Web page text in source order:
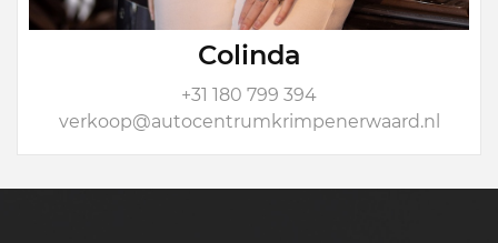
Colinda
+31 180 799 394
verkoop@autocentrumkrimpenerwaard.nl